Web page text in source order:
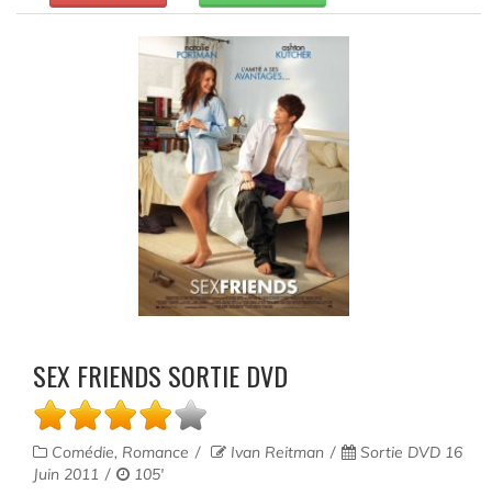
SEX FRIENDS SORTIE DVD
Comédie, Romance Ivan Reitman
Sortie DVD 16
Juin 2011
105'